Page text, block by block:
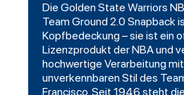
Die Golden State Warriors
Team Ground 2.0 Snapback
Kopfbedeckung – sie ist ein
Lizenzprodukt der NBA und
hochwertige Verarbeitung
unverkennbaren Stil des
Francisco. Seit 1946 steht